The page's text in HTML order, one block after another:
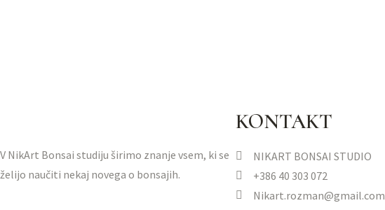
V NikArt Bonsai studiju širimo znanje vsem, ki se
želijo naučiti nekaj novega o bonsajih.
KONTAKT
NIKART BONSAI STUDIO
+386 40 303 072
Nikart.rozman@gmail.com